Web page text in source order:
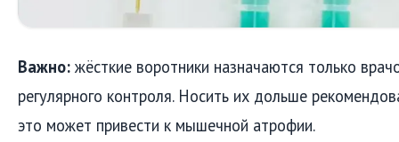
Важно: жёсткие воротники назначаются только
регулярного контроля. Носить их дольше
это может привести к мышечной атрофии.